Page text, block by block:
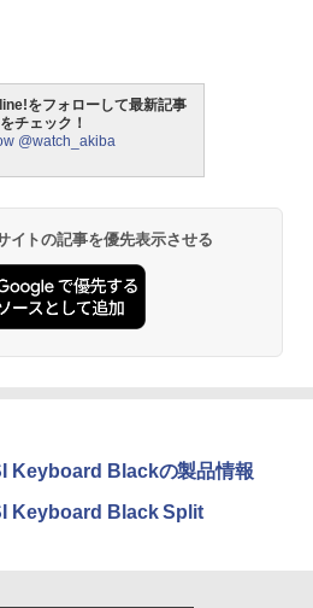
をフォローして最新記事
をチェック！
@watch_akiba
イトの記事を優先表示させる
Keyboard Blackの製品情報
Keyboard Black Split